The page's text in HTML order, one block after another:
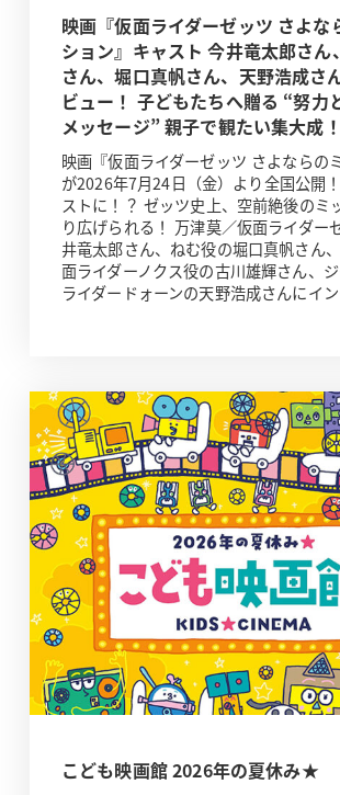
映画『仮面ライダーゼッツ さよな
ション』キャスト 今井竜太郎さん
さん、堀口真帆さん、天野浩成さ
ビュー！ 子どもたちへ贈る “努力
メッセージ” 親子で観たい集大成！
映画『仮面ライダーゼッツ さよならの
が2026年7月24日（金）より全国公開
ストに！？ ゼッツ史上、空前絶後のミ
り広げられる！ 万津莫／仮面ライダー
井竜太郎さん、ねむ役の堀口真帆さん
面ライダーノクス役の古川雄輝さん、
ライダードォーンの天野浩成さんにイ
こども映画館 2026年の夏休み★